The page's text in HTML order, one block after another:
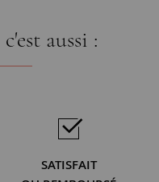
aussi :
SATISFAIT